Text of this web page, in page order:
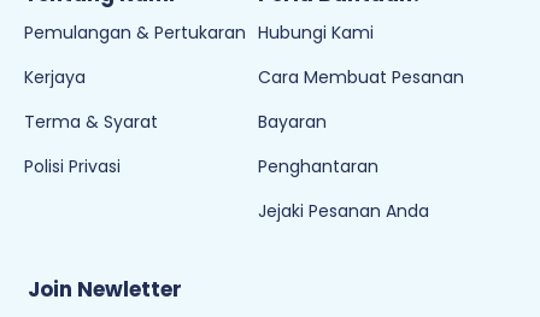
Kerjaya
Perlu Bantuan?